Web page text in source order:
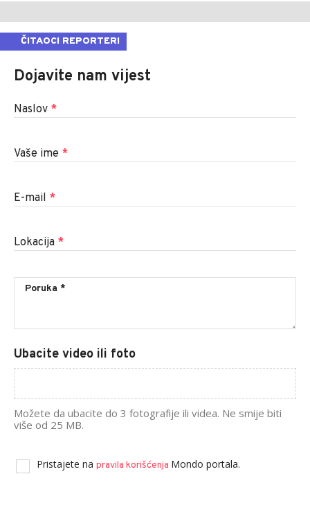
ČITAOCI REPORTERI
Dojavite nam vijest
Naslov *
Vaše ime *
E-mail *
Lokacija *
Ubacite video ili foto
Možete da ubacite do 3 fotografije ili videa. Ne smije biti
više od 25 MB.
Pristajete na pravila korišćenja Mondo portala.